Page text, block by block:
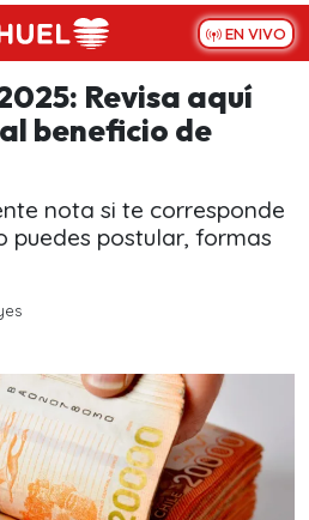
EN VIVO
Revisa aquí
beneficio de
nota si te corresponde
puedes postular, formas